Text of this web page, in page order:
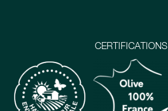
CERTIFICATIONS